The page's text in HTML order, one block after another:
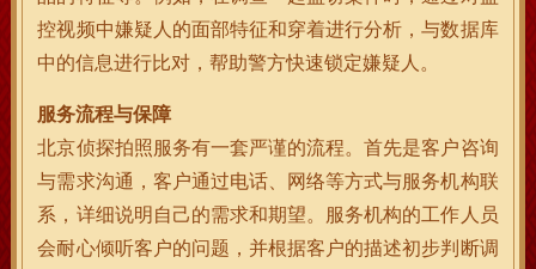
控视频中嫌疑人的面部特征和穿着进行分析，与数据库
中的信息进行比对，帮助警方快速锁定嫌疑人。
服务流程与保障
北京侦探拍照服务有一套严谨的流程。首先是客户咨询
与需求沟通，客户通过电话、网络等方式与服务机构联
系，详细说明自己的需求和期望。服务机构的工作人员
会耐心倾听客户的问题，并根据客户的描述初步判断调